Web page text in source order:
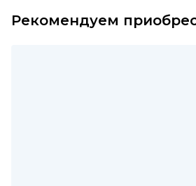
Рекомендуем